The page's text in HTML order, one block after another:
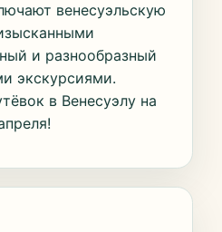
венесуэльскую
и разнообразный
экскурсиями.
в Венесуэлу на